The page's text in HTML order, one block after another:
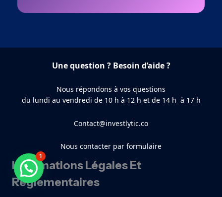
Une question ? Besoin d’aide ?
Nous répondons à vos questions
du lundi au vendredi de 10 h à 12 h et de 14 h à 17 h
Contact@investlytic.co
Nous contacter par formulaire
Informations Légales Et
Réglementaires
Besoin d'aide ?
1